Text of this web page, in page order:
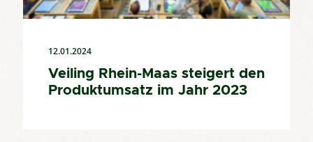
12.01.2024
Veiling Rhein-Maas steigert den
Produktumsatz im Jahr 2023